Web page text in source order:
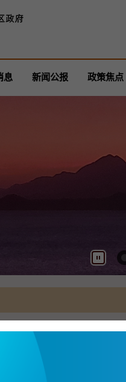
息 新闻公报 政策焦点
渡性房屋项目的资助计划」
启动 各界共筑建造业AI新
约公屋项目营运及管理服